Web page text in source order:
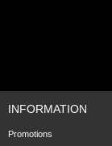
INFORMATION
Promotions